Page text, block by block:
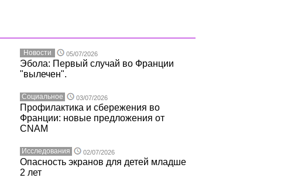
Новости 05/07/2026
Эбола: Первый случай во Франции
"вылечен".
Социальное 03/07/2026
Профилактика и сбережения во
Франции: новые предложения от
CNAM
Исследования 02/07/2026
Опасность экранов для детей младше
2 лет